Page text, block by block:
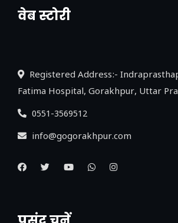
वेब स्टोरी
नया एक्सप्रेसवे: पूर्वांचल का लक,
Registered Address:-
Fatima Hospital, Gorakhpur, Uttar
0551-3569512
info@gogorakhpur.com